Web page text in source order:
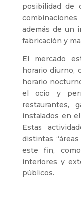
posibilidad de
además de un
fabricación y
El mercado
horario diurno,
horario
el ocio y
restaurantes,
instalados en
Estas
distintas
este fin,
interiores y
públicos.